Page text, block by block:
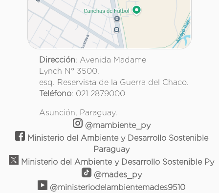
Dirección: Avenida Madame
Lynch N° 3500.
esq. Reservista de la Guerra del Chaco.
Teléfono: 021 2879000
Asunción, Paraguay.
@mambiente_py
Ministerio del Ambiente y Desarrollo Sostenible
Paraguay
Ministerio del Ambiente y Desarrollo Sostenible Py
@mades_py
@ministeriodelambientemades9510